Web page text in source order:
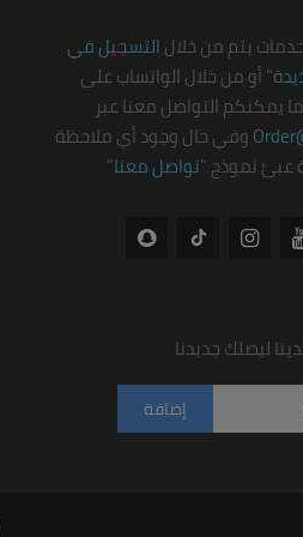
يتم من خلالالتسجيل في
" أو من خلال الواتساب على
يمكنكم التواصل معنا عبر
وفي حال وجود أي ملاحظة
عبئ نموذج "تواصل معنا"
ليصلك جديدنا